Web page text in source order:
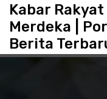
t
Kabar Rakyat
Merdeka |
Berita